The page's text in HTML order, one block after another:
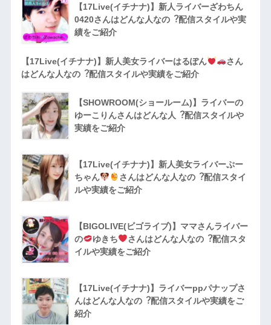
【17Live(イチナナ)】新人ライバーざわちん
0420さんはどんな人なの︖配信スタイルや実
績をご紹介
【17Live(イチナナ)】新人美女ライバーはるぽん
さん
はどんな人なの︖配信スタイルや実績をご紹介
【SHOWROOM(ショールーム)】ライバーの
ゆーこりんさんはどんな人︖配信スタイルや
実績をご紹介
【17Live(イチナナ)】新人美女ライバーぷー
ちゃん
さんはどんな人なの︖配信スタイ
ルや実績をご紹介
【BIGOLIVE(ビゴライブ)】ママさんライバー
の
ゆきち
さんはどんな人なの︖配信スタ
イルや実績をご紹介
【17Live(イチナナ)】ライバーppパナップさ
んはどんな人なの︖配信スタイルや実績をご
紹介